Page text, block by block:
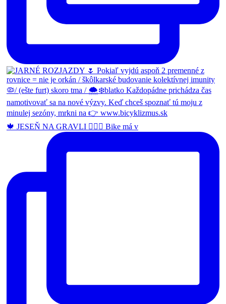
🍁 JESEŇ NA GRAVLI 🚴🏽‍♂️ Bike má v